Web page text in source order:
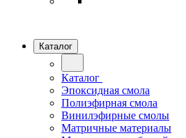
Каталог
Каталог
Эпоксидная смола
Полиэфирная смола
Винилэфирные смолы
Матричные материалы